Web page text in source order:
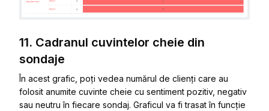
11. Cadranul cuvintelor cheie din
sondaje
În acest grafic, poți vedea numărul de clienți care au
folosit anumite cuvinte cheie cu sentiment pozitiv, negativ
sau neutru în fiecare sondaj. Graficul va fi trasat în funcție